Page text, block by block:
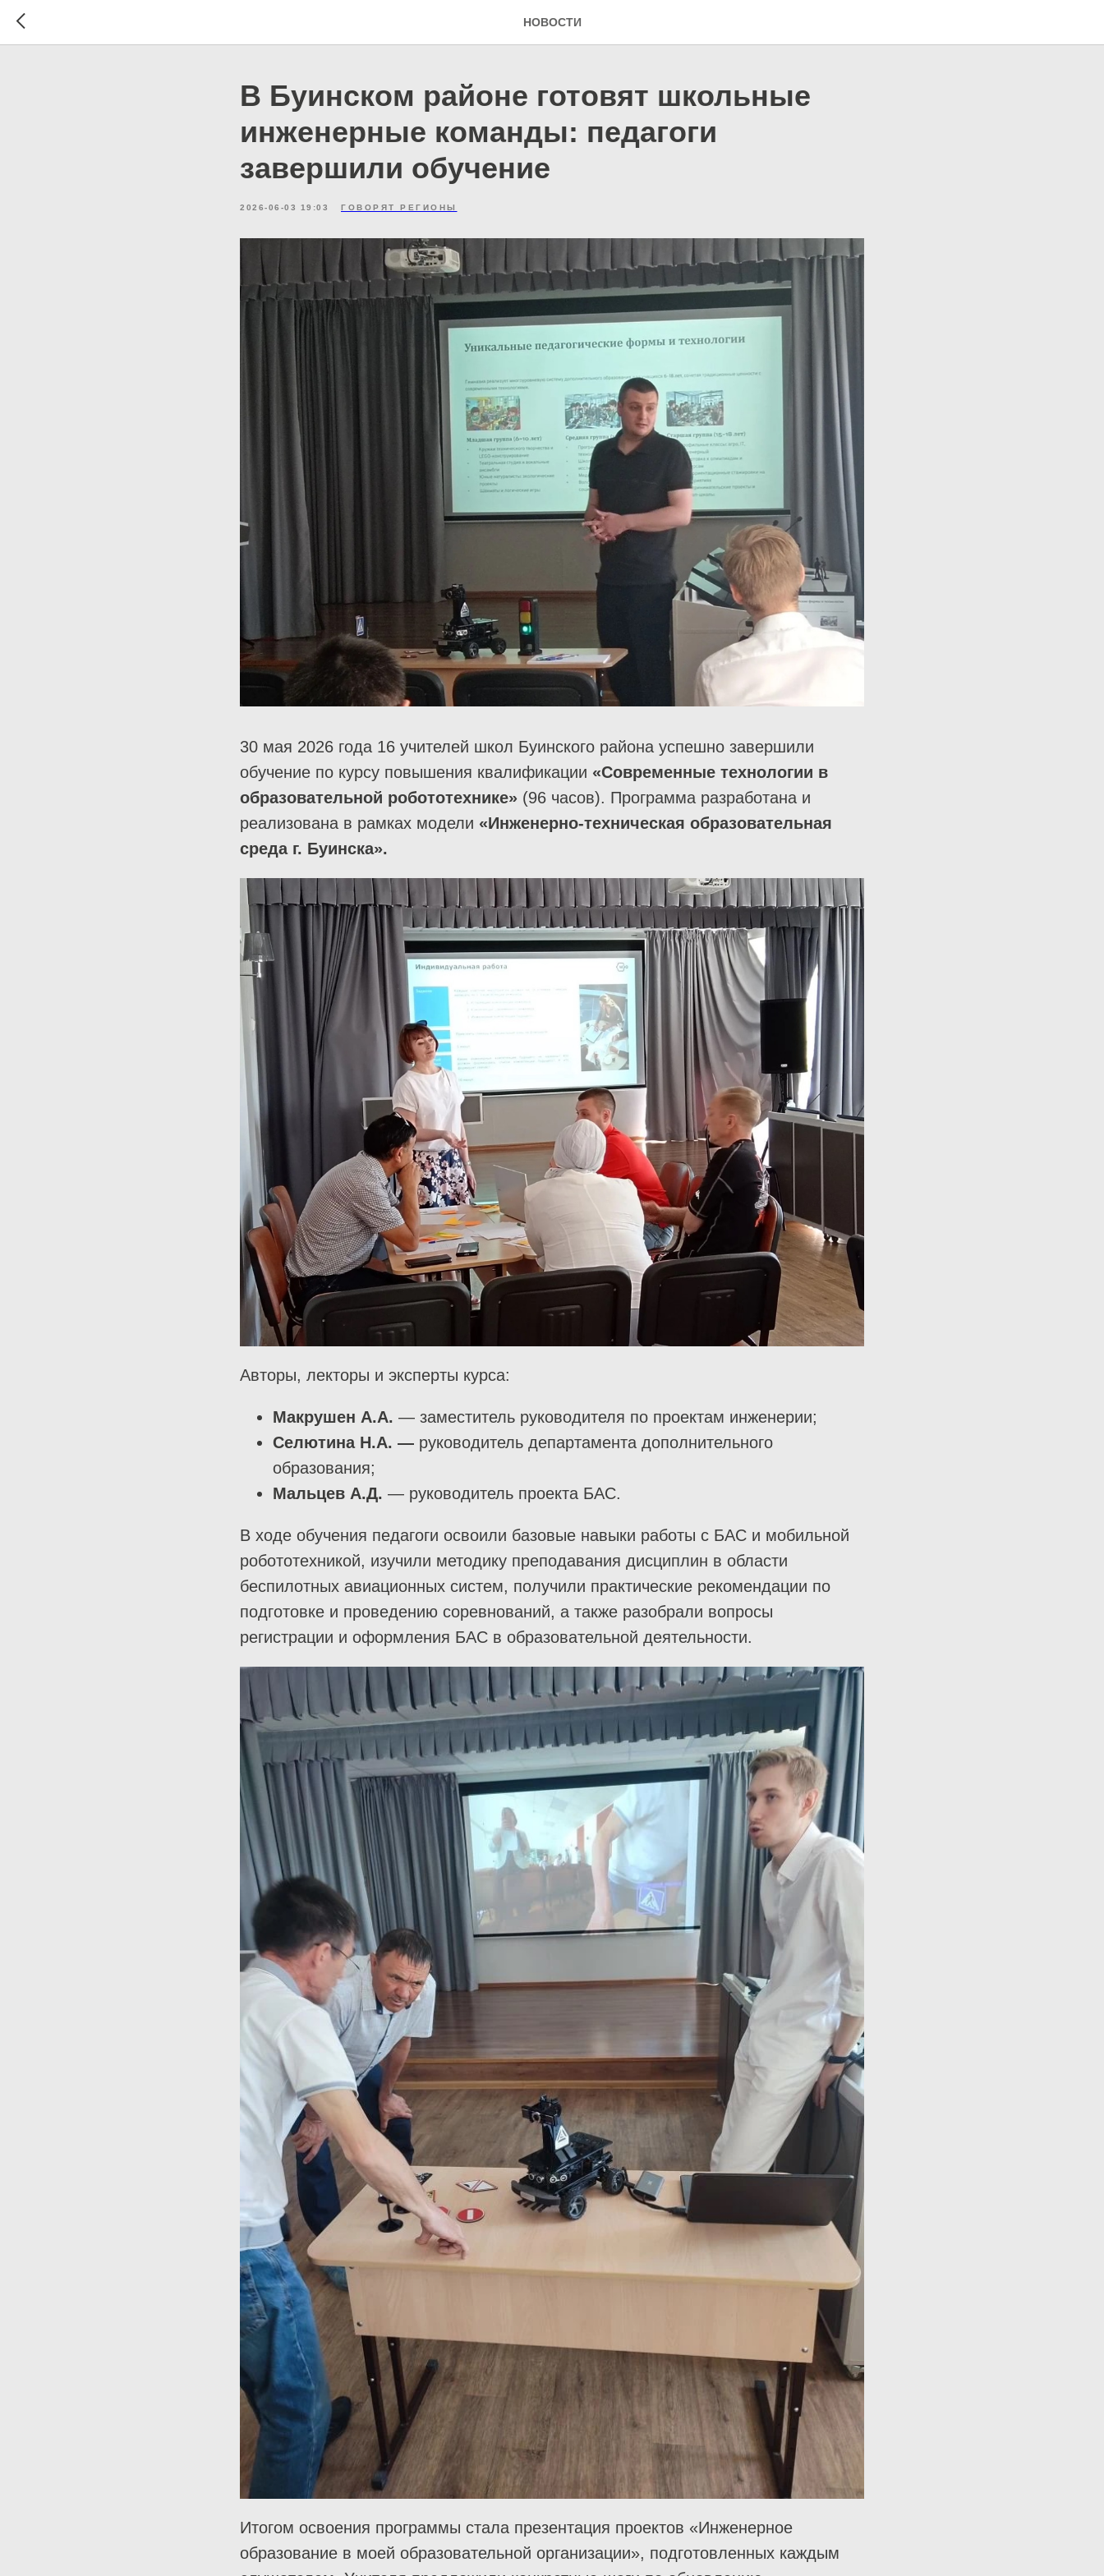
НОВОСТИ
В Буинском районе готовят школьные
инженерные команды: педагоги
завершили обучение
2026-06-03 19:03 ГОВОРЯТ РЕГИОНЫ
30 мая 2026 года 16 учителей школ Буинского района успешно завершили
обучение по курсу повышения квалификации «Современные технологии в
образовательной робототехнике» (96 часов). Программа разработана и
реализована в рамках модели «Инженерно-техническая образовательная
среда г. Буинска».
Авторы, лекторы и эксперты курса:
Макрушен А.А. — заместитель руководителя по проектам инженерии;
Селютина Н.А. — руководитель департамента дополнительного
образования;
Мальцев А.Д. — руководитель проекта БАС.
В ходе обучения педагоги освоили базовые навыки работы с БАС и мобильной
робототехникой, изучили методику преподавания дисциплин в области
беспилотных авиационных систем, получили практические рекомендации по
подготовке и проведению соревнований, а также разобрали вопросы
регистрации и оформления БАС в образовательной деятельности.
Итогом освоения программы стала презентация проектов «Инженерное
образование в моей образовательной организации», подготовленных каждым